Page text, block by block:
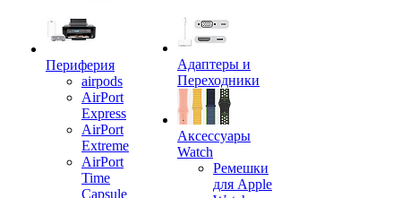
Периферия
airpods
AirPort
Express
AirPort
Extreme
AirPort
Time
Capsule
Адаптеры и
Переходники
Аксессуары
Watch
Ремешки
для Apple